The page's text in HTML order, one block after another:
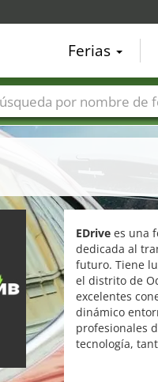
EDrivees una
dedicada al
futuro. Tiene
el distrito de
excelentes
dinámico
profesionales
tecnología,
Ferias
Nombres de ferias